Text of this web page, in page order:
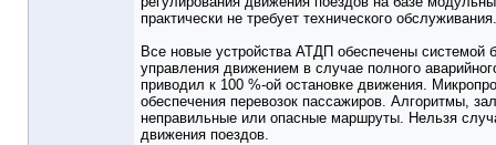
практически не требует технического обслуживания.
Все новые устройства АТДП обеспечены системой
управления движением в случае полного
приводил к 100 %-ой остановке движения.
обеспечения перевозок пассажиров. Алгоритмы,
неправильные или опасные маршруты. Нельзя
движения поездов.